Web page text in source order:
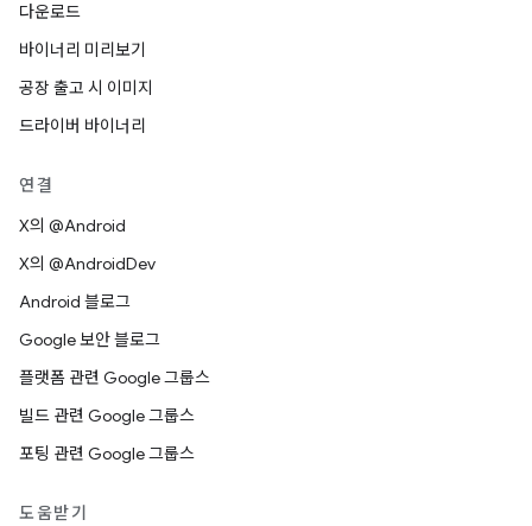
다운로드
바이너리 미리보기
공장 출고 시 이미지
드라이버 바이너리
연결
X의 @Android
X의 @AndroidDev
Android 블로그
Google 보안 블로그
플랫폼 관련 Google 그룹스
빌드 관련 Google 그룹스
포팅 관련 Google 그룹스
도움받기